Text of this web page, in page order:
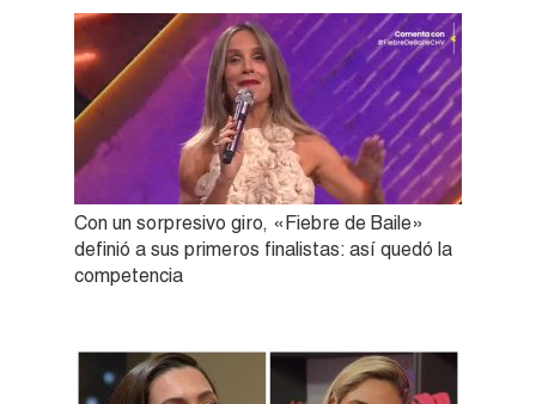
Con un sorpresivo giro, «Fiebre de Baile»
definió a sus primeros finalistas: así quedó la
competencia